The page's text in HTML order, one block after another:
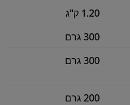
1.20 ק"ג
300 גרם
300 גרם
200 גרם